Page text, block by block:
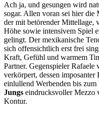
Ach ja, und gesungen wird
sogar. Allen voran sei hier die
der mit betörender Mittellage,
Höhe sowie intensivem Spiel
gelingt. Der mexikanische
sich offensichtlich erst frei
Kraft, Gefühl und warmem
Partner. Gegenspieler Rafaele
verkörpert, dessen
einlullend Werbenden bis
Jungs eindrucksvoller Mezzo
Kontur.